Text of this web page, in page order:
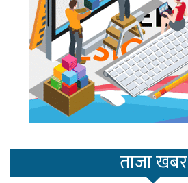
ताजा खबर